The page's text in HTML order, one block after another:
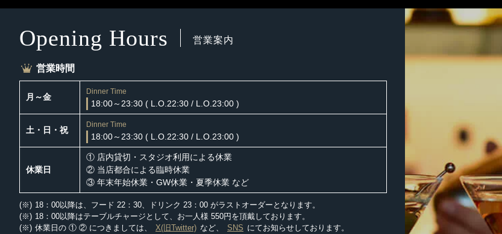
Opening Hours 営業案内
営業時間
月～金
Dinner Time
18:00～23:30 ( L.O.22:30 / L.O.23:00 )
土・日・祝
Dinner Time
18:00～23:30 ( L.O.22:30 / L.O.23:00 )
休業日
① 店内貸切・スタジオ利用による休業
② 当店都合による臨時休業
③ 年末年始休業・GW休業・夏季休業 など
18：00以降は、フード 22：30、ドリンク 23：00 がラストオーダーとなります。
18：00以降はテーブルチャージとして、お一人様 550円を頂戴しております。
休業日の ① ② につきましては、
X(旧Twitter) など、 SNS にてお知らせしております。